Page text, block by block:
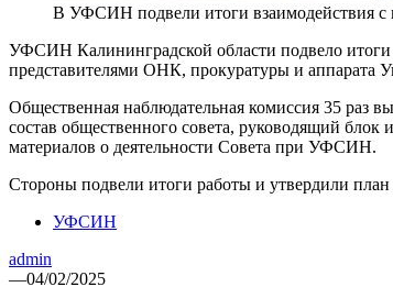
В УФСИН подвели итоги взаимодействия с
УФСИН Калининградской области подвело итоги
представителями ОНК, прокуратуры и аппарата
Общественная наблюдательная комиссия 35 раз
состав общественного совета, руководящий
материалов о деятельности Совета при УФСИН.
Стороны подвели итоги работы и утвердили план
УФСИН
admin
—04/02/2025